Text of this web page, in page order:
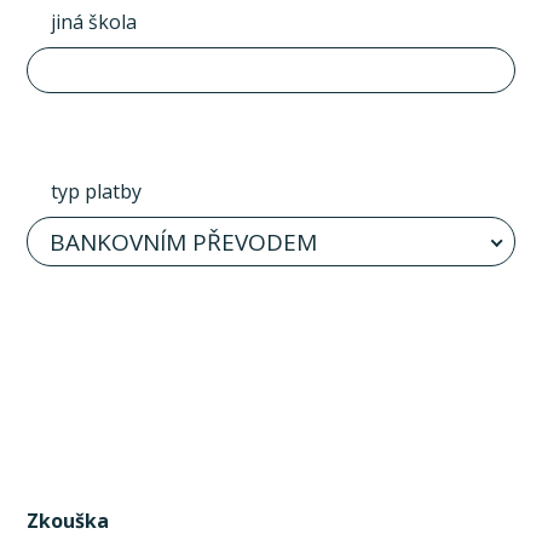
jiná škola
typ platby
BANKOVNÍM PŘEVODEM
Zkouška